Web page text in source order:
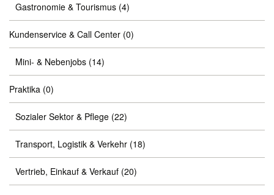
Gastronomie & Tourismus (4)
Kundenservice & Call Center (0)
Mini- & Nebenjobs (14)
Praktika (0)
Sozialer Sektor & Pflege (22)
Transport, Logistik & Verkehr (18)
Vertrieb, Einkauf & Verkauf (20)